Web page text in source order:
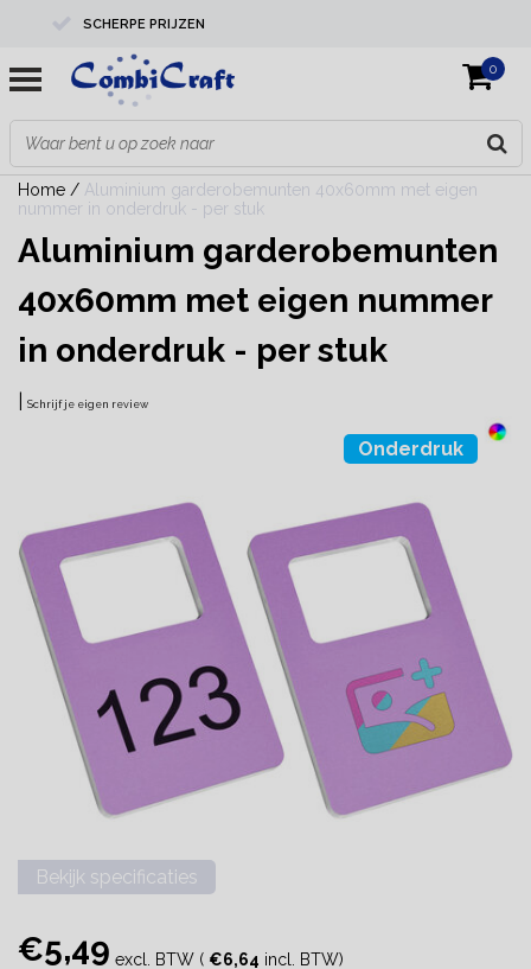
SCHERPE PRIJZEN
PROFESSIONELE KWALITEIT
EXPERTS IN MAATWERK
0
Home / Aluminium garderobemunten 40x60mm met eigen
nummer in onderdruk - per stuk
Aluminium garderobemunten
40x60mm met eigen nummer
in onderdruk - per stuk
Schrijf je eigen review
Onderdruk
Bekijk specificaties
€5,49 excl. BTW ( €6,64 incl. BTW)